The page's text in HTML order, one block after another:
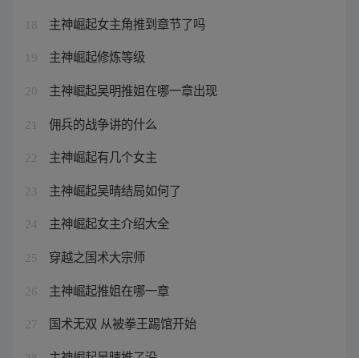
18 主神崛起女主角推到章节了吗
19 主神崛起修炼等级
20 主神崛起吴明推姐在哪一章出现
21 佣兵的战争讲的什么
22 主神崛起有几个女主
23 主神崛起吴晴结局如何了
24 主神崛起女主介绍大全
25 穿越之国术大宗师
26 主神崛起推姐在哪一章
27 国术无双 从被拳王踢馆开始